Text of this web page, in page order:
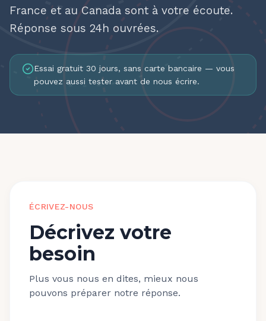
France et au Canada sont à votre écoute.
Réponse sous 24h ouvrées.
Essai gratuit 30 jours, sans carte bancaire — vous
pouvez aussi tester avant de nous écrire.
ÉCRIVEZ-NOUS
Décrivez votre
besoin
Plus vous nous en dites, mieux nous
pouvons préparer notre réponse.